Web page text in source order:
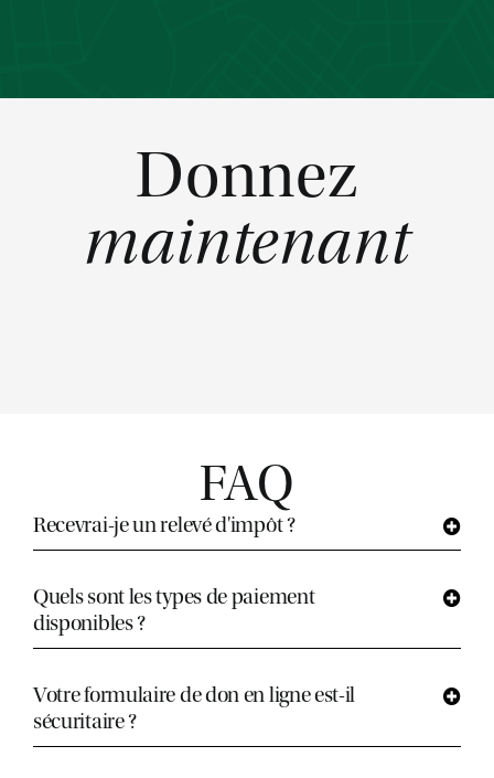
Donnez
maintenant
FAQ
Recevrai-je un relevé d'impôt ?
Quels sont les types de paiement
disponibles ?
Votre formulaire de don en ligne est-il
sécuritaire ?